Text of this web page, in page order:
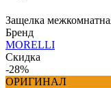
Защелка
Бренд
MORELLI
Скидка
-28%
ОРИГИНАЛ